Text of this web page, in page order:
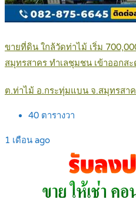
ขายที่ดิน ใกล้วัดท่าไม้ เริ่ม
สมุทรสาคร ทำเลชุมชน เข้าออกส
ต.ท่าไม้ อ.กระทุ่มแบน จ.สมุทรสา
40 ตารางวา
1 เดือน ago